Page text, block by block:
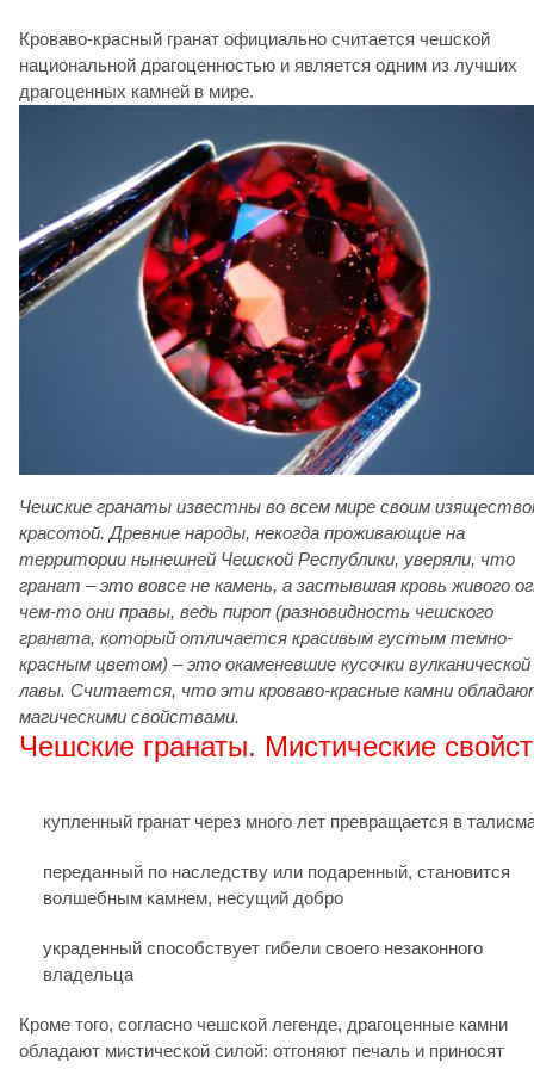
Кроваво-красный гранат официально считается чешской
национальной драгоценностью и является одним из лучших
драгоценных камней в мире.
Чешские гранаты известны во всем мире своим
красотой. Древние народы, некогда проживающие на
территории нынешней Чешской Республики, уверяли, что
гранат – это вовсе не камень, а застывшая кровь живого
чем-то они правы, ведь пироп (разновидность чешского
граната, который отличается красивым густым темно-
красным цветом) – это окаменевшие кусочки вулканической
лавы. Считается, что эти кроваво-красные камни
магическими свойствами.
Чешские гранаты. Мистические
купленный гранат через много лет превращается в
переданный по наследству или подаренный, становится
волшебным камнем, несущий добро
украденный способствует гибели своего незаконного
владельца
Кроме того, согласно чешской легенде, драгоценные камни
обладают мистической силой: отгоняют печаль и приносят